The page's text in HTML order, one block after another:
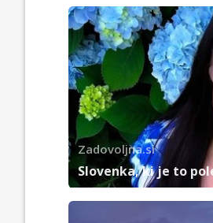
Zadovoljna.si
Slovenka, ki je to